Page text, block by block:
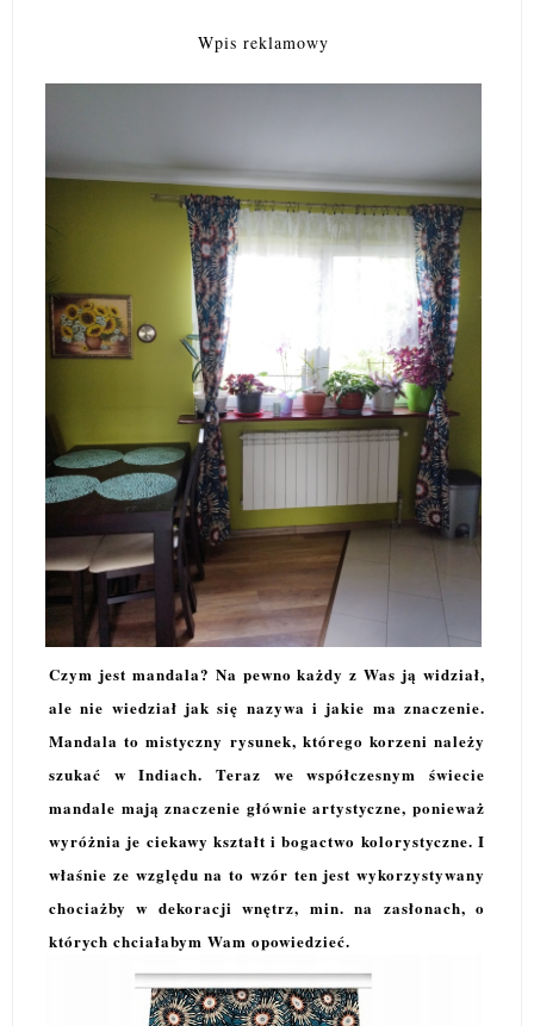
Wpis reklamowy
Czym jest mandala? Na pewno każdy z Was ją widział,
ale nie wiedział jak się nazywa i jakie ma znaczenie.
Mandala to mistyczny rysunek, którego korzeni należy
szukać w Indiach. Teraz we współczesnym świecie
mandale mają znaczenie głównie artystyczne, ponieważ
wyróżnia je ciekawy kształt i bogactwo kolorystyczne. I
właśnie ze względu na to wzór ten jest wykorzystywany
chociażby w dekoracji wnętrz, min. na zasłonach, o
których chciałabym Wam opowiedzieć.